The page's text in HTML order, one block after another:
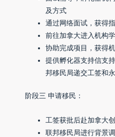
及方式
通过网络面试，获得
前往加拿大进入机构
协助完成项目，获得
提供孵化器支持信支
邦移民局递交工签和
阶段三 申请移民：
工签获批后赴加拿大
联邦移民局进行背景